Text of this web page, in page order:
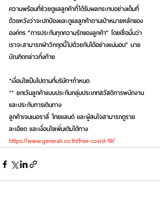
ความพร้อมที่ช่วยดูแลลูกค้าที่ได้รับผลกระทบอย่างเต็มที่
ด้วยหวังว่าจะปกป้องและดูแลลูกค้าตามเป้าหมายหลักของ
องค์กร ”การประกันทุกความรักของลูกค้า” โดยเชื่อมั่นว่า
เราจะสามารถฝ่าวิกฤตนี้ไปด้วยกันได้อย่างแน่นอน” นาย
บัณฑิตกล่าวทิ้งท้าย
*เงื่อนไขเป็นไปตามที่บริษัทฯกำหนด
** ยกเว้นลูกค้าแบบประกันกลุ่มประเภทสวัสดิการพนักงาน
และประกันการเดินทาง
ลูกค้าเจนเนอราลี่ ไทยแลนด์ และผู้สนใจสามารถดูราย
ละเอียด และเงื่อนไขเพิ่มเติมได้ทาง
https://www.generali.co.th/free-covid-19/